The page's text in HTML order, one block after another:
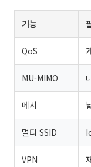
기능
QoS
MU-MIMO
메시
멀티 SSID
VPN